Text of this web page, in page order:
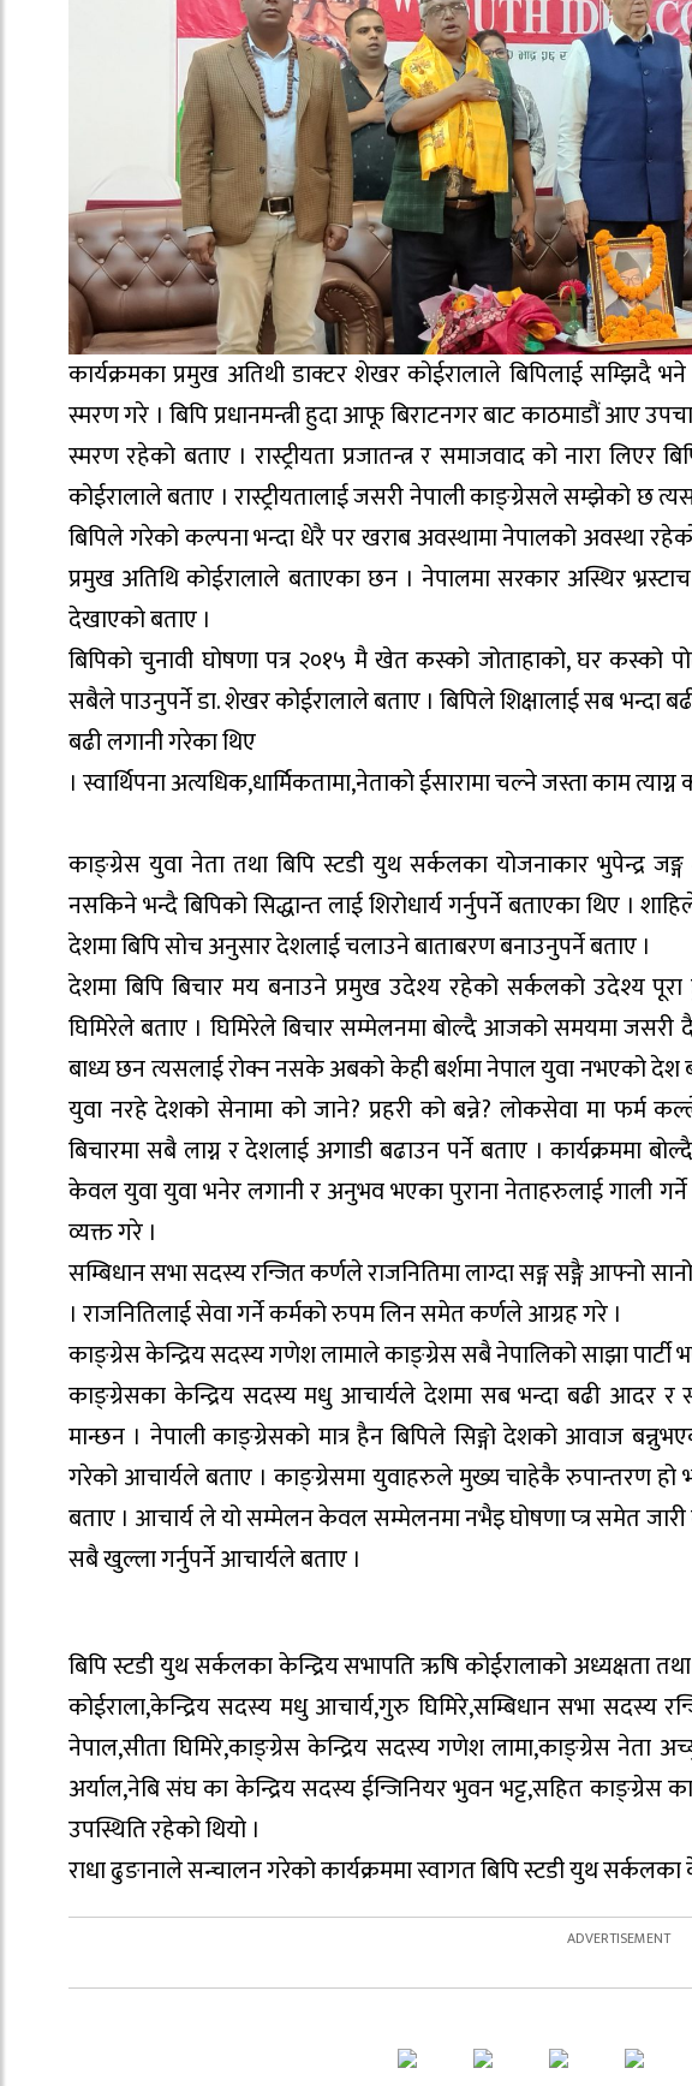
कार्यक्रमका प्रमुख अतिथी डाक्टर शेखर कोईरालाले बिपिलाई सम्झिदै
स्मरण गरे । बिपि प्रधानमन्त्री हुदा आफू बिराटनगर बाट काठमाडौं आए
स्मरण रहेको बताए । रास्ट्रीयता प्रजातन्त्र र समाजवाद को नारा
कोईरालाले बताए । रास्ट्रीयतालाई जसरी नेपाली काङ्ग्रेसले सम्झेको छ
बिपिले गरेको कल्पना भन्दा धेरै पर खराब अवस्थामा नेपालको अवस्था
प्रमुख अतिथि कोईरालाले बताएका छन । नेपालमा सरकार अस्थिर
देखाएको बताए ।
बिपिको चुनावी घोषणा पत्र २०१५ मै खेत कस्को जोताहाको, घर कस्को
सबैले पाउनुपर्ने डा. शेखर कोईरालाले बताए । बिपिले शिक्षालाई सब भन्दा
बढी लगानी गरेका थिए
। स्वार्थिपना अत्यधिक,धार्मिकतामा,नेताको ईसारामा चल्ने जस्ता काम
काङ्ग्रेस युवा नेता तथा बिपि स्टडी युथ सर्कलका योजनाकार भुपेन्द्र
नसकिने भन्दै बिपिको सिद्धान्त लाई शिरोधार्य गर्नुपर्ने बताएका थिए ।
देशमा बिपि सोच अनुसार देशलाई चलाउने बाताबरण बनाउनुपर्ने बताए ।
देशमा बिपि बिचार मय बनाउने प्रमुख उदेश्य रहेको सर्कलको उदेश्य
घिमिरेले बताए । घिमिरेले बिचार सम्मेलनमा बोल्दै आजको समयमा जसरी
बाध्य छन त्यसलाई रोक्न नसके अबको केही बर्शमा नेपाल युवा नभएको देश
युवा नरहे देशको सेनामा को जाने? प्रहरी को बन्ने? लोकसेवा मा फर्म
बिचारमा सबै लाग्न र देशलाई अगाडी बढाउन पर्ने बताए । कार्यक्रममा
केवल युवा युवा भनेर लगानी र अनुभव भएका पुराना नेताहरुलाई गाली
व्यक्त गरे ।
सम्बिधान सभा सदस्य रन्जित कर्णले राजनितिमा लाग्दा सङ्ग सङ्गै आफ्नो
। राजनितिलाई सेवा गर्ने कर्मको रुपम लिन समेत कर्णले आग्रह गरे ।
काङ्ग्रेस केन्द्रिय सदस्य गणेश लामाले काङ्ग्रेस सबै नेपालिको साझा पार्टी
काङ्ग्रेसका केन्द्रिय सदस्य मधु आचार्यले देशमा सब भन्दा बढी आदर र
मान्छन । नेपाली काङ्ग्रेसको मात्र हैन बिपिले सिङ्गो देशको आवाज
गरेको आचार्यले बताए । काङ्ग्रेसमा युवाहरुले मुख्य चाहेकै रुपान्तरण
बताए । आचार्य ले यो सम्मेलन केवल सम्मेलनमा नभैइ घोषणा प्त्र समेत
सबै खुल्ला गर्नुपर्ने आचार्यले बताए ।
बिपि स्टडी युथ सर्कलका केन्द्रिय सभापति ऋषि कोईरालाको अध्यक्षता
कोईराला,केन्द्रिय सदस्य मधु आचार्य,गुरु घिमिरे,सम्बिधान सभा सदस्य
नेपाल,सीता घिमिरे,काङ्ग्रेस केन्द्रिय सदस्य गणेश लामा,काङ्ग्रेस नेता
अर्याल,नेबि संघ का केन्द्रिय सदस्य ईन्जिनियर भुवन भट्ट,सहित काङ्ग्रेस
उपस्थिति रहेको थियो ।
राधा ढुङानाले सन्चालन गरेको कार्यक्रममा स्वागत बिपि स्टडी युथ सर्कलका